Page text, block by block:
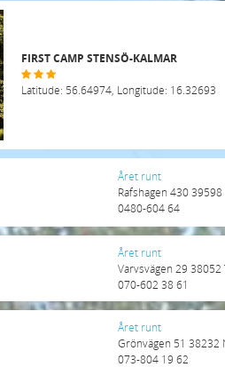
FIRST CAMP STENSÖ-KALMAR
Latitude: 56.64974, Longitude: 16.32693
Året runt
Rafshagen 430
0480-604 64
Året runt
Varvsvägen 29
070-602 38 61
Året runt
Grönvägen 51 38232
073-804 19 62